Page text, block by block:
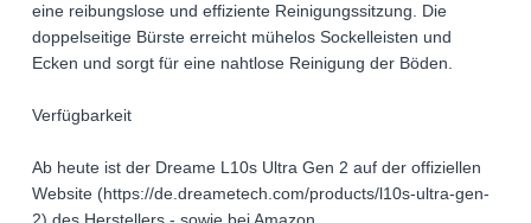
eine reibungslose und effiziente Reinigungssitzung. Die
doppelseitige Bürste erreicht mühelos Sockelleisten und
Ecken und sorgt für eine nahtlose Reinigung der Böden.
Verfügbarkeit
Ab heute ist der Dreame L10s Ultra Gen 2 auf der offiziellen
Website (https://de.dreametech.com/products/l10s-ultra-gen-